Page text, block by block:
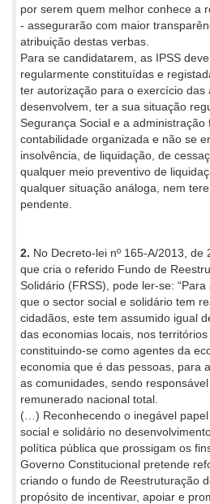
por serem quem melhor conhece a
- assegurarão com maior
atribuição destas verbas.
Para se candidatarem, as IPSS
regularmente constituídas e
ter autorização para o exercício das
desenvolvem, ter a sua situação
Segurança Social e a administração
contabilidade organizada e não se
insolvência, de liquidação, de
qualquer meio preventivo de
qualquer situação análoga, nem
pendente.
2. No Decreto-lei nº 165-A/2013, de
que cria o referido Fundo de
Solidário (FRSS), pode ler-se:
que o sector social e solidário tem
cidadãos, este tem assumido igual
das economias locais, nos
constituindo-se como agentes da
economia que é das pessoas, para
as comunidades, sendo
remunerado nacional total.
(…) Reconhecendo o inegável
social e solidário no
política pública que prossigam os
Governo Constitucional pretende
criando o fundo de Reestruturação
propósito de incentivar, apoiar e